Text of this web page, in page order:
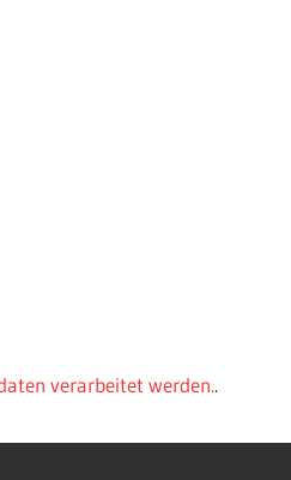
verarbeitet werden..